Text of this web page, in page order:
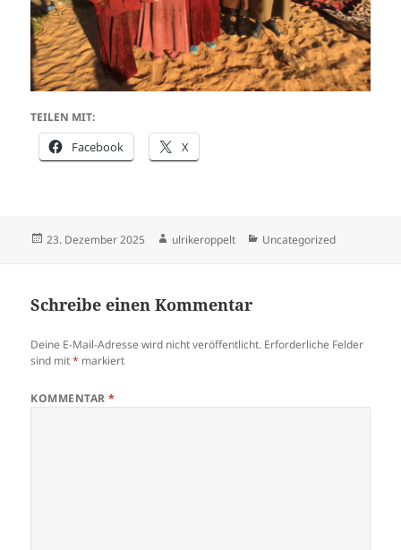
TEILEN MIT:
Facebook X
Veröffentlicht
23. Dezember 2025 Autor
ulrikeroppelt Kategorien
Uncategorized
Schreibe einen Kommentar
Deine E-Mail-Adresse wird nicht veröffentlicht. Erforderliche Felder
sind mit* markiert
KOMMENTAR*